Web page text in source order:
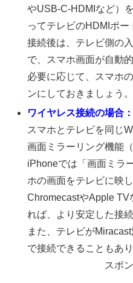
やUSB-C-HDMIなど）
ってテレビのHDMIポー
接続後は、テレビ側の
で、スマホ画面が自動
必要に応じて、スマホ
ンにしておきましょう。
ワイヤレス接続の場合：
スマホとテレビを同じ
画面ミラーリング機能
iPhoneでは「画面ミラ
ホの画面をテレビに映し
ChromecastやApple TV
れば、より安定した接
また、テレビが
で接続できることもあり
スポ